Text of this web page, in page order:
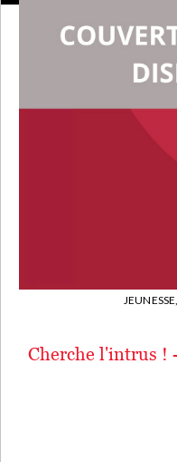
JEUNESSE,
Cherche l'intrus !